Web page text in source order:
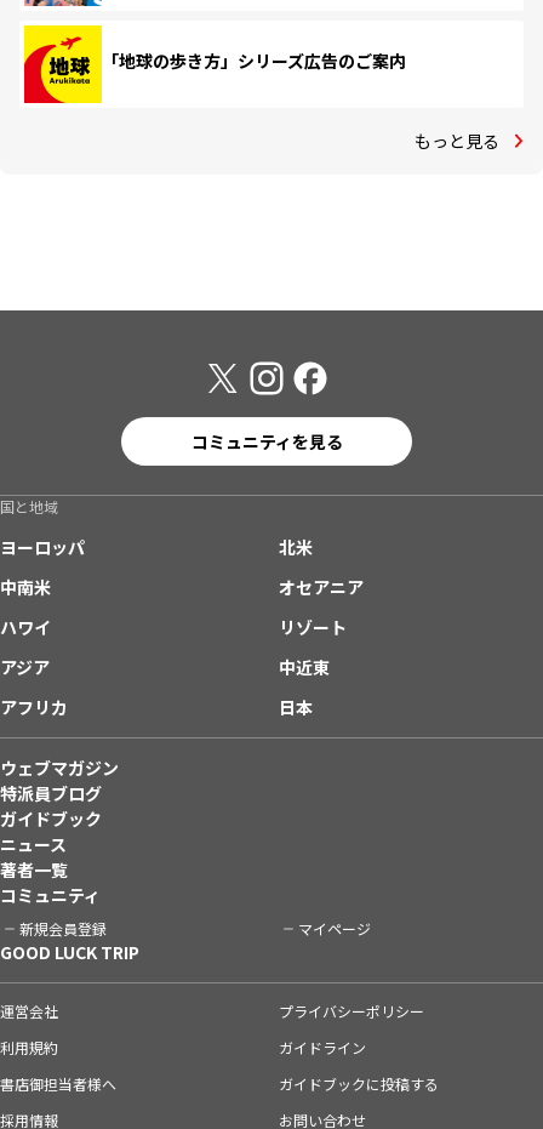
「地球の歩き方」シリーズ広告のご案内
もっと見る
コミュニティを見る
国と地域
ヨーロッパ
北米
中南米
オセアニア
ハワイ
リゾート
アジア
中近東
アフリカ
日本
ウェブマガジン
特派員ブログ
ガイドブック
ニュース
著者一覧
コミュニティ
新規会員登録 マイページ
GOOD LUCK TRIP
運営会社
プライバシーポリシー
利用規約
ガイドライン
書店御担当者様へ
ガイドブックに投稿する
採用情報
お問い合わせ